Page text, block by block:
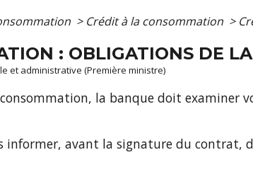
> Crédit à la consommation >
: OBLIGATIONS DE
et administrative (Première ministre)
la banque doit examiner
informer, avant la signature du contrat,